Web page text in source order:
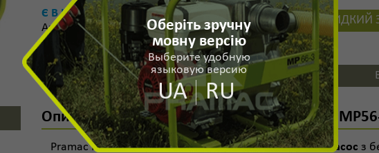
Є В НАЯВНОСТІ
Артикул:
FA560HH1000
ШВИДКИЙ
Характеристики Діаграми
Опис пристрою – Бензинова помпа Pramac
Pramac MP56-3 - цесамовсмоктувальний водяний насос з
Оберіть зручну
мовну версію
Выберите удобную
языковую версию
RU
UA